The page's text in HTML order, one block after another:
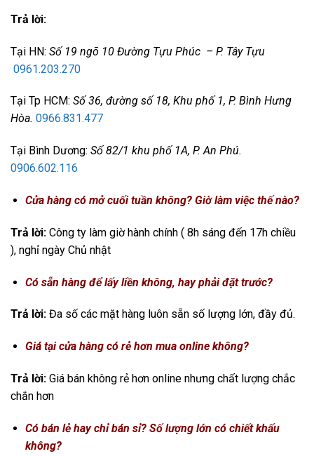
Trả lời:
Tại HN: Số 19 ngõ 10 Đường Tựu Phúc – P. Tây Tựu
0961.203.270
Tại Tp HCM: Số 36, đường số 18, Khu phố 1, P. Bình Hưng
Hòa. 0966.831.477
Tại Bình Dương: Số 82/1 khu phố 1A, P. An Phú.
0906.602.116
Cửa hàng có mở cuối tuần không? Giờ làm việc thế nào?
Trả lời: Công ty làm giờ hành chính ( 8h sáng đến 17h chiều
), nghỉ ngày Chủ nhật
Có sẵn hàng để lấy liền không, hay phải đặt trước?
Trả lời: Đa số các mặt hàng luôn sẵn số lượng lớn, đầy đủ.
Giá tại cửa hàng có rẻ hơn mua online không?
Trả lời: Giá bán không rẻ hơn online nhưng chất lượng chắc
chắn hơn
Có bán lẻ hay chỉ bán sỉ? Số lượng lớn có chiết khấu
không?